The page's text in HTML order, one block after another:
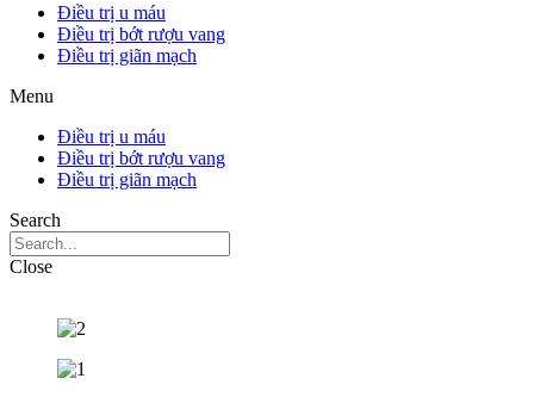
Điều trị u máu
Điều trị bớt rượu vang
Điều trị giãn mạch
Menu
Điều trị u máu
Điều trị bớt rượu vang
Điều trị giãn mạch
Search
Close